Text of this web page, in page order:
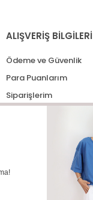
ALIŞVERİŞ BİLGİLERİ
Ödeme ve Güvenlik
Para Puanlarım
Siparişlerim